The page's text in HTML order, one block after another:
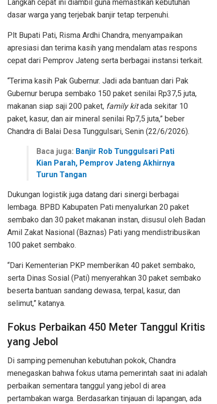
Langkah cepat ini diambil guna memastikan kebutuhan
dasar warga yang terjebak banjir tetap terpenuhi.
Plt Bupati Pati, Risma Ardhi Chandra, menyampaikan
apresiasi dan terima kasih yang mendalam atas respons
cepat dari Pemprov Jateng serta berbagai instansi terkait.
“Terima kasih Pak Gubernur. Jadi ada bantuan dari Pak
Gubernur berupa sembako 150 paket senilai Rp37,5 juta,
makanan siap saji 200 paket, family kitada sekitar 10
paket, kasur, dan air mineral senilai Rp7,5 juta,” beber
Chandra di Balai Desa Tunggulsari, Senin (22/6/2026).
Baca juga: Banjir Rob Tunggulsari Pati
Kian Parah, Pemprov Jateng Akhirnya
Turun Tangan
Dukungan logistik juga datang dari sinergi berbagai
lembaga. BPBD Kabupaten Pati menyalurkan 20 paket
sembako dan 30 paket makanan instan, disusul oleh Badan
Amil Zakat Nasional (Baznas) Pati yang mendistribusikan
100 paket sembako.
“Dari Kementerian PKP memberikan 40 paket sembako,
serta Dinas Sosial (Pati) menyerahkan 30 paket sembako
beserta bantuan sandang dewasa, terpal, kasur, dan
selimut,” katanya.
Fokus Perbaikan 450 Meter Tanggul Kritis
yang Jebol
Di samping pemenuhan kebutuhan pokok, Chandra
menegaskan bahwa fokus utama pemerintah saat ini adalah
perbaikan sementara tanggul yang jebol di area
pertambakan warga. Berdasarkan tinjauan di lapangan, ada